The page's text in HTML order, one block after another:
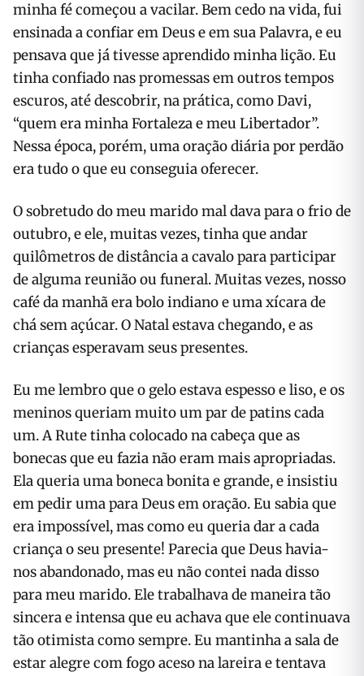
minha fé começou a vacilar. Bem cedo na vida, fui
ensinada a confiar em Deus e em sua Palavra, e eu
pensava que já tivesse aprendido minha lição. Eu
tinha confiado nas promessas em outros tempos
escuros, até descobrir, na prática, como Davi,
“quem era minha Fortaleza e meu Libertador”.
Nessa época, porém, uma oração diária por perdão
era tudo o que eu conseguia oferecer.
O sobretudo do meu marido mal dava para o frio de
outubro, e ele, muitas vezes, tinha que andar
quilômetros de distância a cavalo para participar
de alguma reunião ou funeral. Muitas vezes, nosso
café da manhã era bolo indiano e uma xícara de
chá sem açúcar. O Natal estava chegando, e as
crianças esperavam seus presentes.
Eu me lembro que o gelo estava espesso e liso, e os
meninos queriam muito um par de patins cada
um. A Rute tinha colocado na cabeça que as
bonecas que eu fazia não eram mais apropriadas.
Ela queria uma boneca bonita e grande, e insistiu
em pedir uma para Deus em oração. Eu sabia que
era impossível, mas como eu queria dar a cada
criança o seu presente! Parecia que Deus havia-
nos abandonado, mas eu não contei nada disso
para meu marido. Ele trabalhava de maneira tão
sincera e intensa que eu achava que ele continuava
tão otimista como sempre. Eu mantinha a sala de
estar alegre com fogo aceso na lareira e tentava